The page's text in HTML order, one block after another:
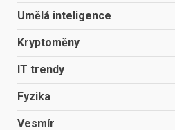
Umělá inteligence
Kryptoměny
IT trendy
Fyzika
Vesmír